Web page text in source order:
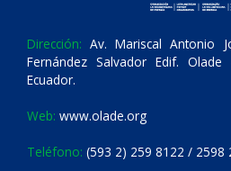
Dirección: Av. Mariscal Antonio
Fernández Salvador Edif.
Ecuador.
Web: www.olade.org
Teléfono: (593 2) 259 8122 / 2598